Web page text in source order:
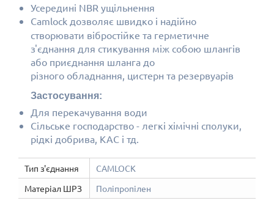
Усередині NBR ущільнення
Camlock дозволяє швидко і надійно
створювати вібростійке та герметичне
з'єднання для стикування між собою шлангів
або приєднання шланга до
різного обладнання, цистерн та резервуарів
Застосування:
Для перекачування води
Сільське господарство - легкі хімічні сполуки,
рідкі добрива, КАС і тд.
Тип з'єднання
CAMLOCK
Матеріал ШРЗ
Поліпропілен